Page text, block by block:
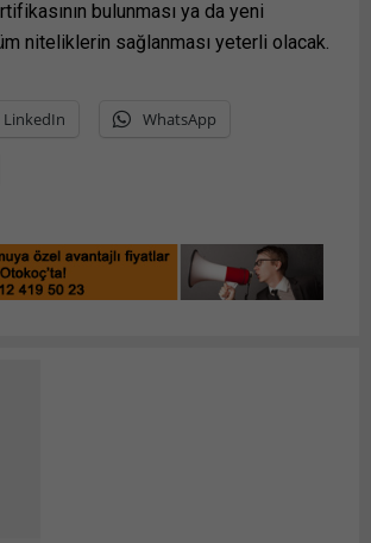
bulunması ya da yeni
niteliklerin sağlanması yeterli olacak.
LinkedIn WhatsApp